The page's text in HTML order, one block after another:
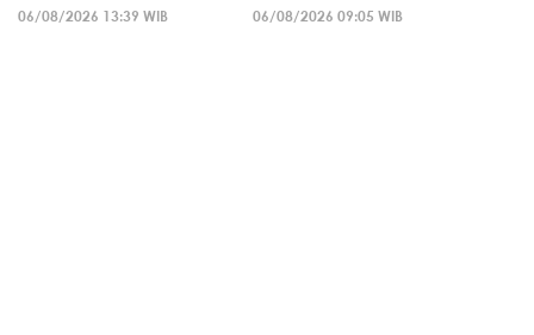
06/08/2026 13:39 WIB
06/08/2026 09:05 WIB